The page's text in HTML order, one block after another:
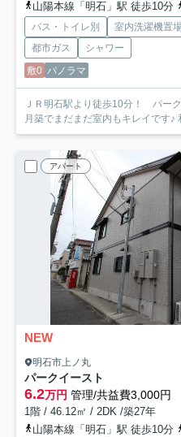
山陽本線「明石」駅 徒歩10分
バス・トイレ別 室内洗濯機置
都市ガス
シャワー
敷0 パノラマ
ＪＲ明石駅より徒歩10分！ パー
月築でまだまだ室内もキレイです♪
アパート
NEW
明石市上ノ丸
パークイースト
6.2万円 管理/共益費3,000円
1階 / 46.12㎡ / 2DK /築27年
山陽本線「明石」駅 徒歩10分